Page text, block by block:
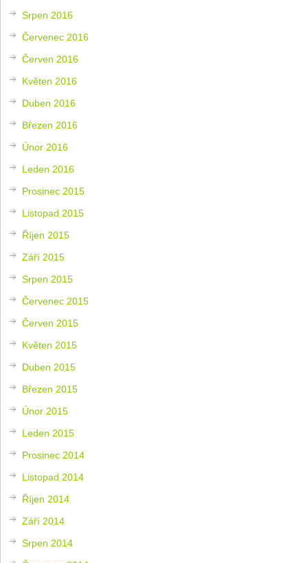
Srpen 2016
Červenec 2016
Červen 2016
Květen 2016
Duben 2016
Březen 2016
Únor 2016
Leden 2016
Prosinec 2015
Listopad 2015
Říjen 2015
Září 2015
Srpen 2015
Červenec 2015
Červen 2015
Květen 2015
Duben 2015
Březen 2015
Únor 2015
Leden 2015
Prosinec 2014
Listopad 2014
Říjen 2014
Září 2014
Srpen 2014